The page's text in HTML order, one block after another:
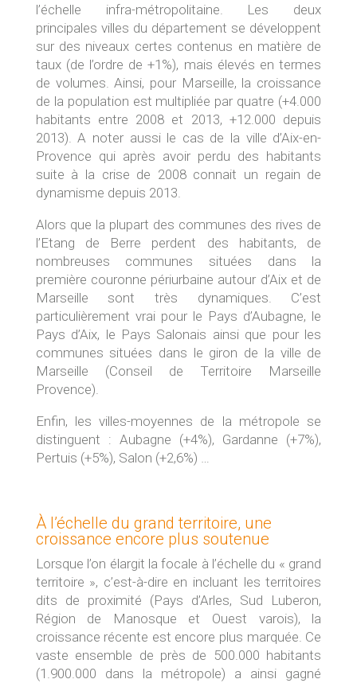
l’échelle infra-métropolitaine. Les deux
principales villes du département se développent
sur des niveaux certes contenus en matière de
taux (de l’ordre de +1%), mais élevés en termes
de volumes. Ainsi, pour Marseille, la croissance
de la population est multipliée par quatre (+4.000
habitants entre 2008 et 2013, +12.000 depuis
2013). A noter aussi le cas de la ville d’Aix-en-
Provence qui après avoir perdu des habitants
suite à la crise de 2008 connait un regain de
dynamisme depuis 2013.
Alors que la plupart des communes des rives de
l’Etang de Berre perdent des habitants, de
nombreuses communes situées dans la
première couronne périurbaine autour d’Aix et de
Marseille sont très dynamiques. C’est
particulièrement vrai pour le Pays d’Aubagne, le
Pays d’Aix, le Pays Salonais ainsi que pour les
communes situées dans le giron de la ville de
Marseille (Conseil de Territoire Marseille
Provence).
Enfin, les villes-moyennes de la métropole se
distinguent : Aubagne (+4%), Gardanne (+7%),
Pertuis (+5%), Salon (+2,6%) …
À l’échelle du grand territoire, une
croissance encore plus soutenue
Lorsque l’on élargit la focale à l’échelle du « grand
territoire », c’est-à-dire en incluant les territoires
dits de proximité (Pays d’Arles, Sud Luberon,
Région de Manosque et Ouest varois), la
croissance récente est encore plus marquée. Ce
vaste ensemble de près de 500.000 habitants
(1.900.000 dans la métropole) a ainsi gagné